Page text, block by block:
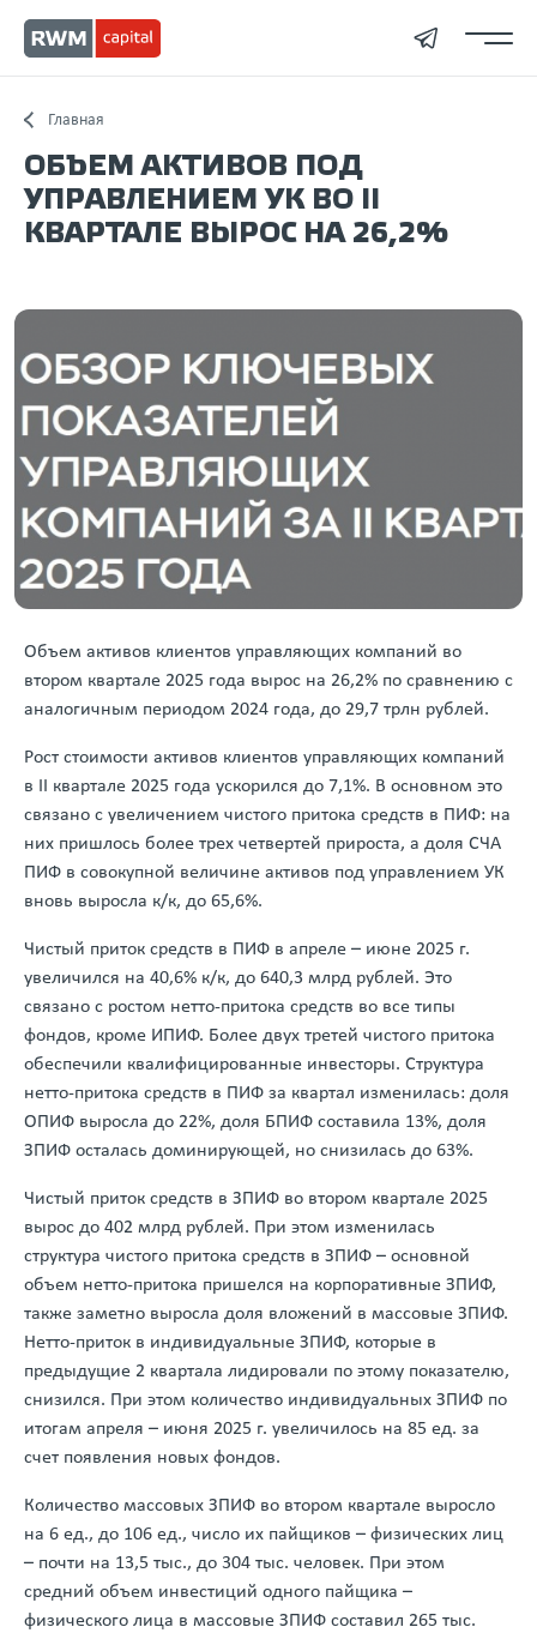
Главная
ОБЪЕМ АКТИВОВ ПОД
УПРАВЛЕНИЕМ УК ВО II
КВАРТАЛЕ ВЫРОС НА 26,2%
Объем активов клиентов управляющих компаний во
втором квартале 2025 года вырос на 26,2% по сравнению с
аналогичным периодом 2024 года, до 29,7 трлн рублей.
Рост стоимости активов клиентов управляющих компаний
в II квартале 2025 года ускорился до 7,1%. В основном это
связано с увеличением чистого притока средств в ПИФ: на
них пришлось более трех четвертей прироста, а доля СЧА
ПИФ в совокупной величине активов под управлением УК
вновь выросла к/к, до 65,6%.
Чистый приток средств в ПИФ в апреле – июне 2025 г.
увеличился на 40,6% к/к, до 640,3 млрд рублей. Это
связано с ростом нетто-притока средств во все типы
фондов, кроме ИПИФ. Более двух третей чистого притока
обеспечили квалифицированные инвесторы. Структура
нетто-притока средств в ПИФ за квартал изменилась: доля
ОПИФ выросла до 22%, доля БПИФ составила 13%, доля
ЗПИФ осталась доминирующей, но снизилась до 63%.
Чистый приток средств в ЗПИФ во втором квартале 2025
вырос до 402 млрд рублей. При этом изменилась
структура чистого притока средств в ЗПИФ – основной
объем нетто-притока пришелся на корпоративные ЗПИФ,
также заметно выросла доля вложений в массовые ЗПИФ.
Нетто-приток в индивидуальные ЗПИФ, которые в
предыдущие 2 квартала лидировали по этому показателю,
снизился. При этом количество индивидуальных ЗПИФ по
итогам апреля – июня 2025 г. увеличилось на 85 ед. за
счет появления новых фондов.
Количество массовых ЗПИФ во втором квартале выросло
на 6 ед., до 106 ед., число их пайщиков – физических лиц
– почти на 13,5 тыс., до 304 тыс. человек. При этом
средний объем инвестиций одного пайщика –
физического лица в массовые ЗПИФ составил 265 тыс.